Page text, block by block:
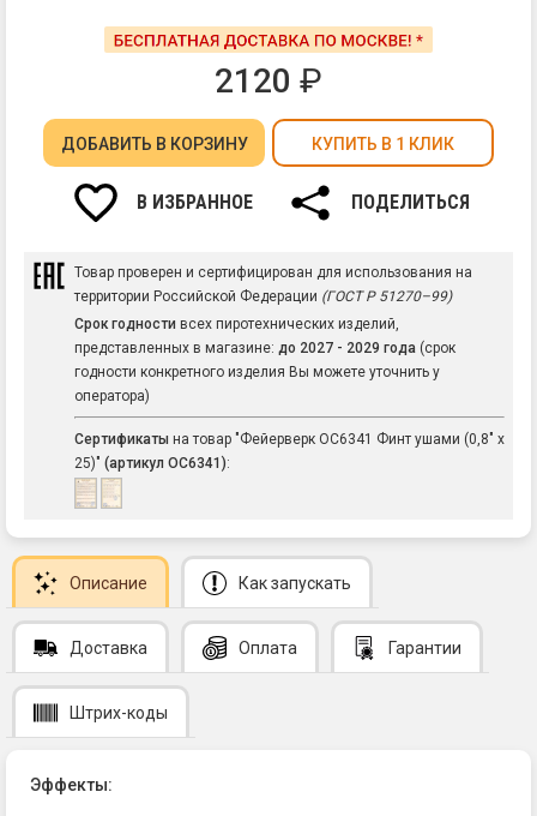
2120 ₽
ДОБАВИТЬ В КОРЗИНУ КУПИТЬ В 1 КЛИК
В ИЗБРАННОЕ ПОДЕЛИТЬСЯ
Товар проверен и сертифицирован для использования на
территории Российской Федерации (ГОСТ Р 51270–99)
Срок годности всех пиротехнических изделий,
представленных в магазине: до 2027 - 2029 года (срок
годности конкретного изделия Вы можете уточнить у
оператора)
Сертификаты на товар "Фейерверк ОС6341 Финт ушами (0,8" х
25)" (артикул ОС6341):
Описание Как запускать
Доставка Оплата Гарантии
Штрих-коды
Эффекты: